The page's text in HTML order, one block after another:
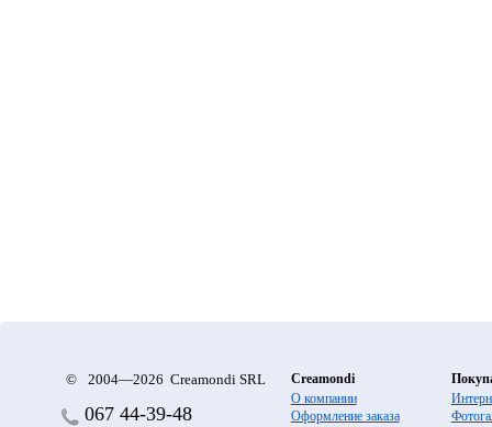
© 2004—2026 Creamondi SRL
067 44-39-48
Creamondi
О компании
Оформление заказа